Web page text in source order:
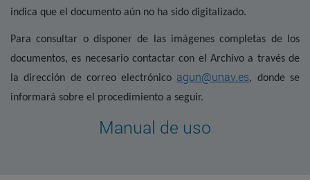
indica que el documento aún no ha sido digitalizado.
Para consultar o disponer de las imágenes completas de los
documentos, es necesario contactar con el Archivo a través de
la dirección de correo electrónico agun@unav.es, donde se
informará sobre el procedimiento a seguir.
Manual de uso